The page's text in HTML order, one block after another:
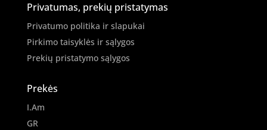
Privatumas, prekių pristatymas
Privatumo politika ir slapukai
Pirkimo taisyklės ir sąlygos
Prekių pristatymo sąlygos
Prekės
I.Am
GR